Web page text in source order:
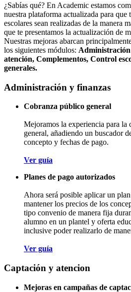
¿Sabías qué? En Academic estamos
nuestra plataforma actualizada para que
escolares sean realizadas de la manera
que te presentamos la actualización de
Nuestras mejoras abarcan
los siguientes módulos:
atención, Complementos, Control
generales.
Administración y finanzas
Cobranza público general
Mejoramos la experiencia para la
general, añadiendo un buscador
concepto y fechas de pago.
Ver guía
Planes de pago autorizados
Ahora será posible aplicar un
mantener los precios de los
tipo convenio de manera fija
alumno en un plantel y oferta
inclusive poder realizarlo de
Ver guía
Captación y atencion
Mejoras en campañas de